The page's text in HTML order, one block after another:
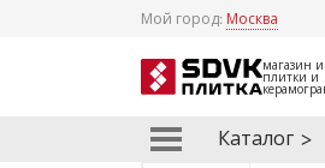
Мой город: Москва
магазин
плитки и
Каталог